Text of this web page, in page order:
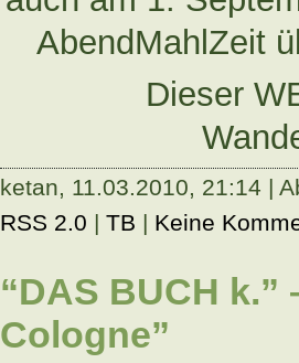
AbendMahlZeit
Dieser
ketan, 11.03.2010, 21:14 |
RSS 2.0 | TB | Keine
“DAS BUCH
Cologne”